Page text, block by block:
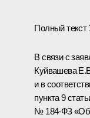
Полный текст
В связи с
Куйвашева
и в
пункта 9
№ 184-ФЗ «Об